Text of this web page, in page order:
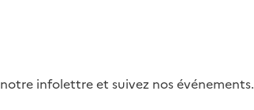
infolettre et suivez nos événements.